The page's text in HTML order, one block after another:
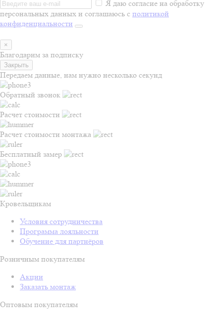
Я даю согласие на обработку
персональных данных и соглашаюсь с политикой
конфиденциальности
×
Благодарим за подписку
Закрыть
Передаем данные, нам нужно несколько секунд
Обратный звонок
Расчет стоимости
Расчет стоимости монтажа
Бесплатный замер
Кровельщикам
Условия сотрудничества
Программа лояльности
Обучение для партнёров
Розничным покупателям
Акции
Заказать монтаж
Оптовым покупателям